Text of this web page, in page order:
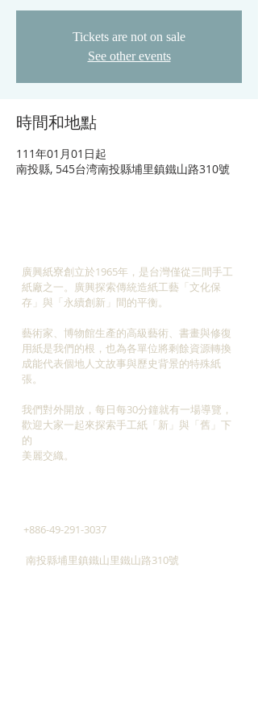
Tickets are not on sale
See other events
時間和地點
111年01月01日起
南投縣, 545台湾南投縣埔里鎮鐵山路310號
廣興紙寮創立於1965年，是台灣僅從三間手工
紙廠之一。廣興探索傳統造紙工藝「文化保
存」與「永續創新」間的平衡。
藝術家、博物館生產的高級藝術、書畫與修復
用紙是我們的根，也為各單位將剩餘資源轉換
成能代表個地人文故事與歷史背景的特殊紙
張。
我們對外開放，每日每30分鐘就有一場導覽，
​歡迎大家一起來探索手工紙「新」與「舊」下
的
美麗交織。
+886-49-291-3037
南投縣埔里鎮鐵山里鐵山路310號